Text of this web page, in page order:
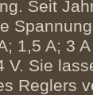
Seit
1,5 A; 3
V. Sie
Reglers